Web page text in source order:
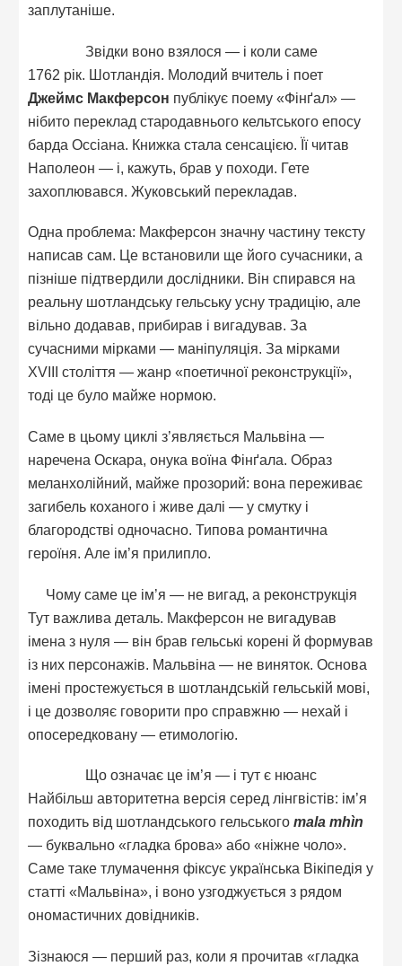
заплутаніше.
Звідки воно взялося — і коли саме
1762 рік. Шотландія. Молодий вчитель і поет
Джеймс Макферсон публікує поему «Фінґал» —
нібито переклад стародавнього кельтського епосу
барда Оссіана. Книжка стала сенсацією. Її читав
Наполеон — і, кажуть, брав у походи. Гете
захоплювався. Жуковський перекладав.
Одна проблема: Макферсон значну частину тексту
написав сам. Це встановили ще його сучасники, а
пізніше підтвердили дослідники. Він спирався на
реальну шотландську гельську усну традицію, але
вільно додавав, прибирав і вигадував. За
сучасними мірками — маніпуляція. За мірками
XVIII століття — жанр «поетичної реконструкції»,
тоді це було майже нормою.
Саме в цьому циклі з’являється Мальвіна —
наречена Оскара, онука воїна Фінґала. Образ
меланхолійний, майже прозорий: вона переживає
загибель коханого і живе далі — у смутку і
благородстві одночасно. Типова романтична
героїня. Але ім’я прилипло.
Чому саме це ім’я — не вигад, а реконструкція
Тут важлива деталь. Макферсон не вигадував
імена з нуля — він брав гельські корені й формував
із них персонажів. Мальвіна — не виняток. Основа
імені простежується в шотландській гельській мові,
і це дозволяє говорити про справжню — нехай і
опосередковану — етимологію.
Що означає це ім’я — і тут є нюанс
Найбільш авторитетна версія серед лінгвістів: ім’я
походить від шотландського гельськогоmala mhìn
— буквально «гладка брова» або «ніжне чоло».
Саме таке тлумачення фіксує українська Вікіпедія у
статті «Мальвіна», і воно узгоджується з рядом
ономастичних довідників.
Зізнаюся — перший раз, коли я прочитав «гладка